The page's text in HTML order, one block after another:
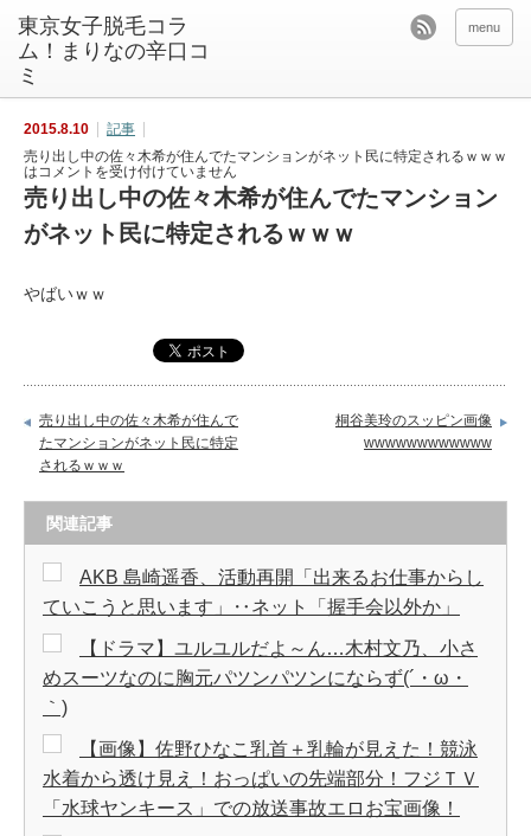
東京女子脱毛コラ
ム！まりなの辛口コ
ミ
menu
2015.8.10
記事
売り出し中の佐々木希が住んでたマンションがネット民に特定されるｗｗｗ
はコメントを受け付けていません
売り出し中の佐々木希が住んでたマンション
がネット民に特定されるｗｗｗ
やばいｗｗ
売り出し中の佐々木希が住んで
たマンションがネット民に特定
されるｗｗｗ
桐谷美玲のスッピン画像
wwwwwwwwwwww
関連記事
AKB 島崎遥香、活動再開「出来るお仕事からし
ていこうと思います」‥ネット「握手会以外か」
【ドラマ】ユルユルだよ～ん…木村文乃、小さ
めスーツなのに胸元パツンパツンにならず(´・ω・
｀)
【画像】佐野ひなこ乳首＋乳輪が見えた！競泳
水着から透け見え！おっぱいの先端部分！フジＴＶ
「水球ヤンキース」での放送事故エロお宝画像！